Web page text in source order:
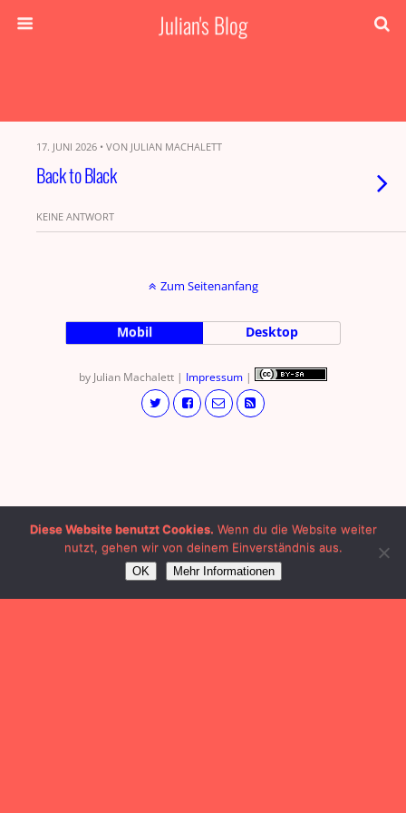
Julian's Blog
17. JUNI 2026 • VON JULIAN MACHALETT
Back to Black
KEINE ANTWORT
Zum Seitenanfang
Mobil Desktop
by Julian Machalett | Impressum |
Diese Website benutzt Cookies. Wenn du die Website weiter
nutzt, gehen wir von deinem Einverständnis aus.
OK Mehr Informationen